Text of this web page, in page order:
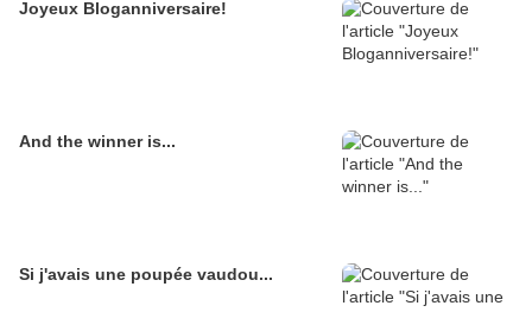
Joyeux Bloganniversaire!
And the winner is...
Si j'avais une poupée vaudou...